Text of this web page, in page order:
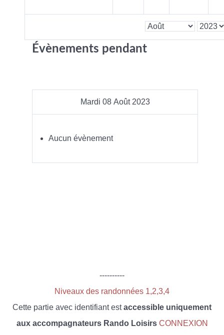
Évènements pendant
Mardi 08 Août 2023
Aucun évènement
----------
Niveaux des randonnées 1,2,3,4
Cette partie avec identifiant estaccessible uniquement
aux accompagnateurs Rando Loisirs CONNEXION